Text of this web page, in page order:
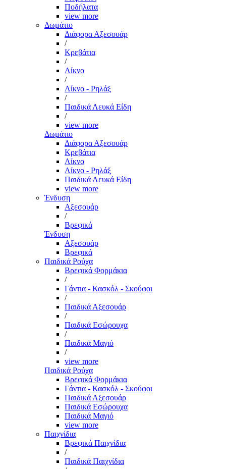
Ποδήλατα
view more
Δωμάτιο
Διάφορα Αξεσουάρ
/
Κρεβάτια
/
Λίκνο
/
Λίκνο - Ρηλάξ
/
Παιδικά Λευκά Είδη
/
view more
Δωμάτιο
Διάφορα Αξεσουάρ
Κρεβάτια
Λίκνο
Λίκνο - Ρηλάξ
Παιδικά Λευκά Είδη
view more
Ένδυση
Αξεσουάρ
/
Βρεφικά
Ένδυση
Αξεσουάρ
Βρεφικά
Παιδικά Ρούχα
Βρεφικά Φορμάκια
/
Γάντια - Κασκόλ - Σκούφοι
/
Παιδικά Αξεσουάρ
/
Παιδικά Εσώρουχα
/
Παιδικά Μαγιό
/
view more
Παιδικά Ρούχα
Βρεφικά Φορμάκια
Γάντια - Κασκόλ - Σκούφοι
Παιδικά Αξεσουάρ
Παιδικά Εσώρουχα
Παιδικά Μαγιό
view more
Παιχνίδια
Βρεφικά Παιχνίδια
/
Παιδικά Παιχνίδια